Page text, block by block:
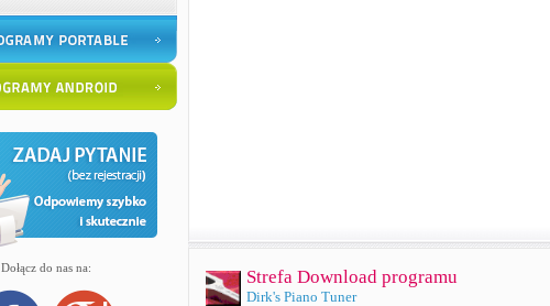
Dołącz do nas na: Strefa Download programu
Dirk's Piano Tuner